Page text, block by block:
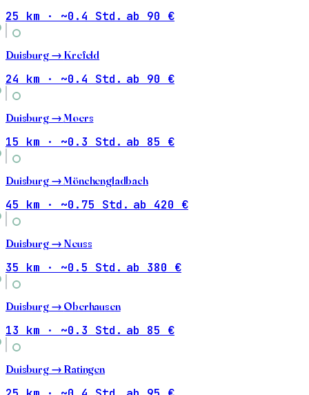
25 km · ~0.4 Std. ab 90 €
Duisburg → Krefeld
24 km · ~0.4 Std. ab 90 €
Duisburg →Moers
15 km · ~0.3 Std. ab 85 €
Duisburg →Mönchengladbach
45 km · ~0.75 Std. ab 420 €
Duisburg → Neuss
35 km · ~0.5 Std. ab 380 €
Duisburg → Oberhausen
13 km · ~0.3 Std. ab 85 €
Duisburg → Ratingen